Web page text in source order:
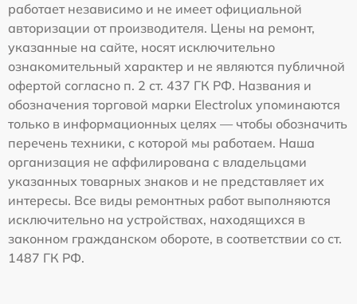
работает независимо и не имеет официальной
авторизации от производителя. Цены на ремонт,
указанные на сайте, носят исключительно
ознакомительный характер и не являются публичной
офертой согласно п. 2 ст. 437 ГК РФ. Названия и
обозначения торговой марки Electrolux упоминаются
только в информационных целях — чтобы обозначить
перечень техники, с которой мы работаем. Наша
организация не аффилирована с владельцами
указанных товарных знаков и не представляет их
интересы. Все виды ремонтных работ выполняются
исключительно на устройствах, находящихся в
законном гражданском обороте, в соответствии со ст.
1487 ГК РФ.